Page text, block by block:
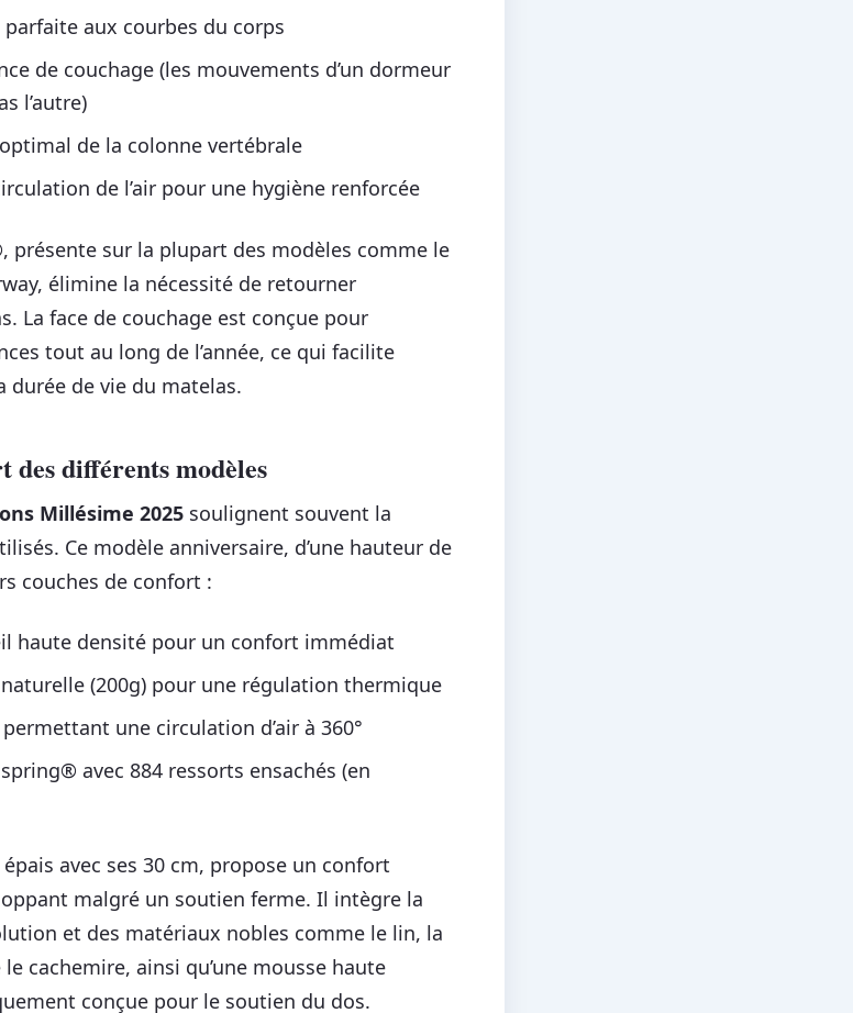
aux courbes du corps
de couchage (les mouvements d’un dormeur
l’autre)
de la colonne vertébrale
de l’air pour une hygiène renforcée
présente sur la plupart des modèles comme le
élimine la nécessité de retourner
La face de couchage est conçue pour
tout au long de l’année, ce qui facilite
durée de vie du matelas.
différents modèles
Millésime 2025 soulignent souvent la
Ce modèle anniversaire, d’une hauteur de
couches de confort :
haute densité pour un confort immédiat
(200g) pour une régulation thermique
une circulation d’air à 360°
avec 884 ressorts ensachés (en
avec ses 30 cm, propose un confort
malgré un soutien ferme. Il intègre la
et des matériaux nobles comme le lin, la
cachemire, ainsi qu’une mousse haute
conçue pour le soutien du dos.